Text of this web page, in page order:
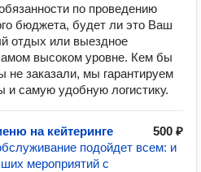
по проведению
бюджета, будет ли это Ваш
отдых или выездное
высоком уровне. Кем бы
заказали, мы гарантируем
и самую удобную логистику.
на кейтеринге
500 ₽
подойдет всем: и
мероприятий с